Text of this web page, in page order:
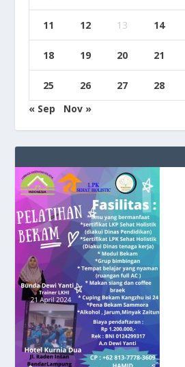
11 12 13 14
18 19 20 21
25 26 27 28
« Sep
Nov »